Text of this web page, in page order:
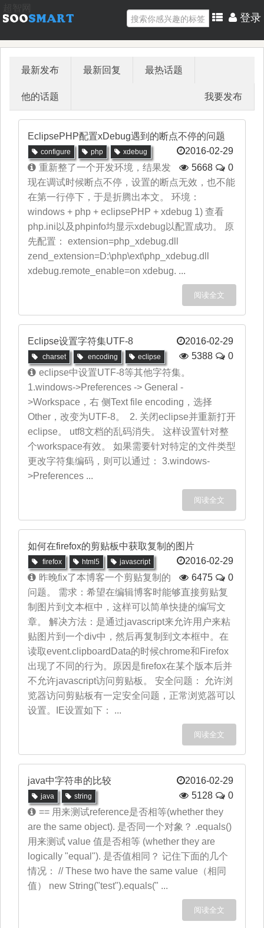
登录
最新发布 最新回复 最热话题
他的话题 我要发布
EclipsePHP配置xDebug遇到的断点不停的问题
2016-02-29
configure php xdebug
5668 0
重新整了一个开发环境，结果发
现在调试时候断点不停，设置的断点无效，也不能
在第一行停下，于是折腾出本文。 环境：
windows + php + eclipsePHP + xdebug 1) 查看
php.ini以及phpinfo均显示xdebug以配置成功。 原
先配置： extension=php_xdebug.dll
zend_extension=D:\php\ext\php_xdebug.dll
xdebug.remote_enable=on xdebug. ...
阅读全文
Eclipse设置字符集UTF-8 2016-02-29
charset encoding eclipse 5388
0
eclipse中设置UTF-8等其他字符集。
1.windows->Preferences -> General -
>Workspace，右 侧Text file encoding，选择
Other，改变为UTF-8。 2. 关闭eclipse并重新打开
eclipse。 utf8文档的乱码消失。 这样设置针对整
个workspace有效。 如果需要针对特定的文件类型
更改字符集编码，则可以通过： 3.windows-
>Preferences ...
阅读全文
如何在firefox的剪贴板中获取复制的图片
2016-02-29
firefox html5 javascript
6475 0
昨晚fix了本博客一个剪贴复制的
问题。 需求：希望在编辑博客时能够直接剪贴复
制图片到文本框中，这样可以简单快捷的编写文
章。 解决方法：是通过javascript来允许用户来粘
贴图片到一个div中，然后再复制到文本框中。在
读取event.clipboardData的时候chrome和Firefox
出现了不同的行为。原因是firefox在某个版本后并
不允许javascript访问剪贴板。 安全问题： 允许浏
览器访问剪贴板有一定安全问题，正常浏览器可以
设置。IE设置如下： ...
阅读全文
java中字符串的比较 2016-02-29
java string 5128
0
== 用来测试reference是否相等(whether they
are the same object). 是否同一个对象？ .equals()
用来测试 value 值是否相等 (whether they are
logically "equal"). 是否值相同？ 记住下面的几个
情况： // These two have the same value（相同
值） new String("test").equals(" ...
阅读全文